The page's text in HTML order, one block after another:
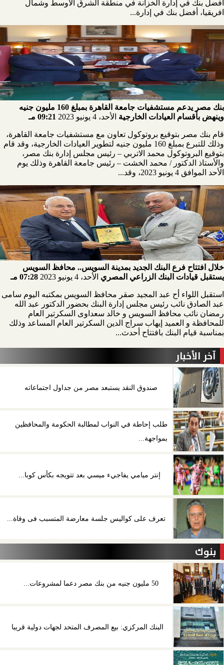
أفضل بنك في إدارة الخزانة في منطقة الشرق الأوسط وشمال
افريقيا، أفضل بنك في إدارة...
بنك مصر يدعم مستشفيات جامعة القاهرة بمبلغ 160 مليون جنيه
وينهض بأقسام العيادات الخارجية الأحد، 4 يونيو 2023 09:21 مـ
قام بنك مصر بتوقيع بروتوكول تعاون مع مستشفيات جامعة القاهرة،
وذلك للتبرع بمبلغ 160 مليون جنيه لتطوير العيادات الخارجية، وقد قام
بتوقيع البروتوكول محمد الاتربي – رئيس مجلس إدارة بنك مصر،
والأستاذ الدكتور / محمد الخشت – رئيس جامعة القاهرة وذلك يوم
الأحد الموافق 4 يونيو 2023، وقد...
خلال افتتاح فرع البنك الجديد بمدينة السويس.. محافظ السويس
يستقبل قيادات البنك الزراعي المصري الأحد، 4 يونيو 2023 07:28 مـ
استقبل اللواء أح عبد المجيد صقر محافظ السويس بمكتبه اليوم سامى
عبد الصادق نائب رئيس مجلس إدارة البنك بحضور الدكتور عبد الله
رمضان نائب محافظ السويس و خالد سعداوى السكرتير العام
للمحافظة و العميد إيهاب سراج الدين السكرتير العام المساعد وذلك
بمناسبة قيام البنك بافتتاح أحدث...
آخر الأخبار
صندوق النقد يستبعد مصر من جداول اجتماعاته
طلب إحاطة في النواب لمطالبة الحكومة والمحافظين
بمواجهة...
إنتر ميامي يفاجيء ميسي بعد تتويجه بكأس كوبا...
تعرف على كواليس جلسة معارضة المتسبب فى وفاة...
بنوك
50 مليون جنيه من بنك مصر دعما لمشروعات...
البنك المركزي: بيع المصرف المتحد لجهات دولية قريبا